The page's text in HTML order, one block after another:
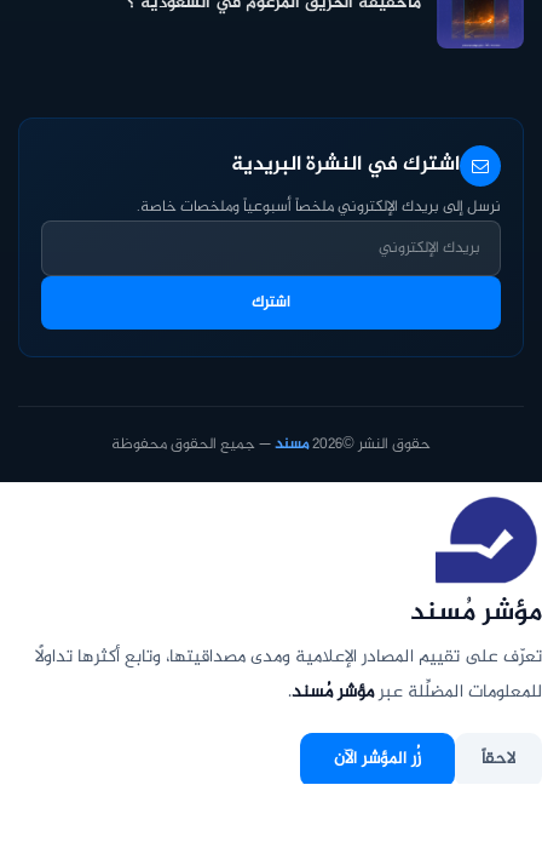
اشترك في النشرة البريدية
نرسل إلى بريدك الإلكتروني ملخصاً أسبوعياً وملخصات خاصة.
اشترك
حقوق النشر ©2026 مسند— جميع الحقوق محفوظة
مؤشر مُسند
تعرّف على تقييم المصادر الإعلامية ومدى مصداقيتها، وتابع أكثرها تداولًا
للمعلومات المضلِّلة عبرمؤشر مُسند.
لاحقاً زُر المؤشر الآن